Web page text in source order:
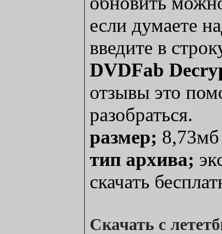
если думаете
введите в
DVDFab
отзывы это
разобраться.
размер; 8,73мб
тип архива;
скачать
Скачать с